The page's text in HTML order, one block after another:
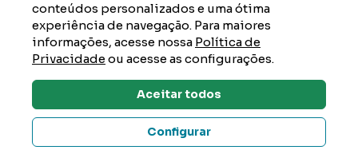
Dúvidas? Tire Aqui
conteúdos personalizados e uma ótima
experiência de navegação. Para maiores
informações, acesse nossa Política de
Privacidadeou acesse as configurações.
Aceitar todos
Configurar